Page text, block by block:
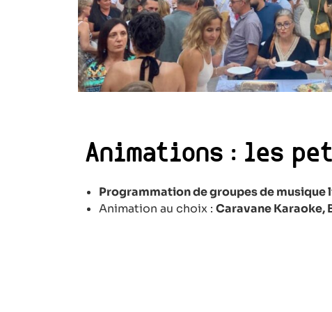
Animations : les
Programmation de groupesde musique
Animation au choix : Caravane Karaoke,